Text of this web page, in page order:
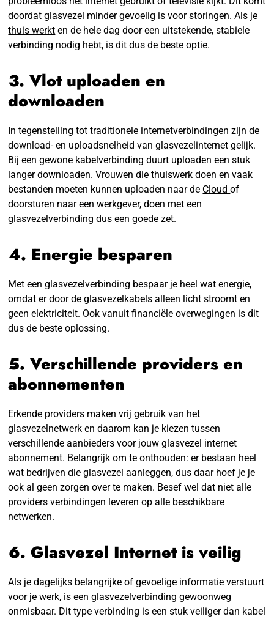
doordat glasvezel minder gevoelig is voor storingen. Als je
thuis werkt en de hele dag door een uitstekende, stabiele
verbinding nodig hebt, is dit dus de beste optie.
3. Vlot uploaden en
downloaden
In tegenstelling tot traditionele internetverbindingen zijn de
download- en uploadsnelheid van glasvezelinternet gelijk.
Bij een gewone kabelverbinding duurt uploaden een stuk
langer downloaden. Vrouwen die thuiswerk doen en vaak
bestanden moeten kunnen uploaden naar de Cloudof
doorsturen naar een werkgever, doen met een
glasvezelverbinding dus een goede zet.
4. Energie besparen
Met een glasvezelverbinding bespaar je heel wat energie,
omdat er door de glasvezelkabels alleen licht stroomt en
geen elektriciteit. Ook vanuit financiële overwegingen is dit
dus de beste oplossing.
5. Verschillende providers en
abonnementen
Erkende providers maken vrij gebruik van het
glasvezelnetwerk en daarom kan je kiezen tussen
verschillende aanbieders voor jouw glasvezel internet
abonnement. Belangrijk om te onthouden: er bestaan heel
wat bedrijven die glasvezel aanleggen, dus daar hoef je je
ook al geen zorgen over te maken. Besef wel dat niet alle
providers verbindingen leveren op alle beschikbare
netwerken.
6. Glasvezel Internet is veilig
Als je dagelijks belangrijke of gevoelige informatie verstuurt
voor je werk, is een glasvezelverbinding gewoonweg
onmisbaar. Dit type verbinding is een stuk veiliger dan kabel